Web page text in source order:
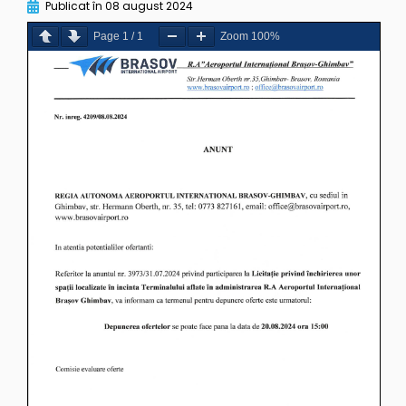
Publicat în 08 august 2024
Page 1 / 1 Zoom 100%